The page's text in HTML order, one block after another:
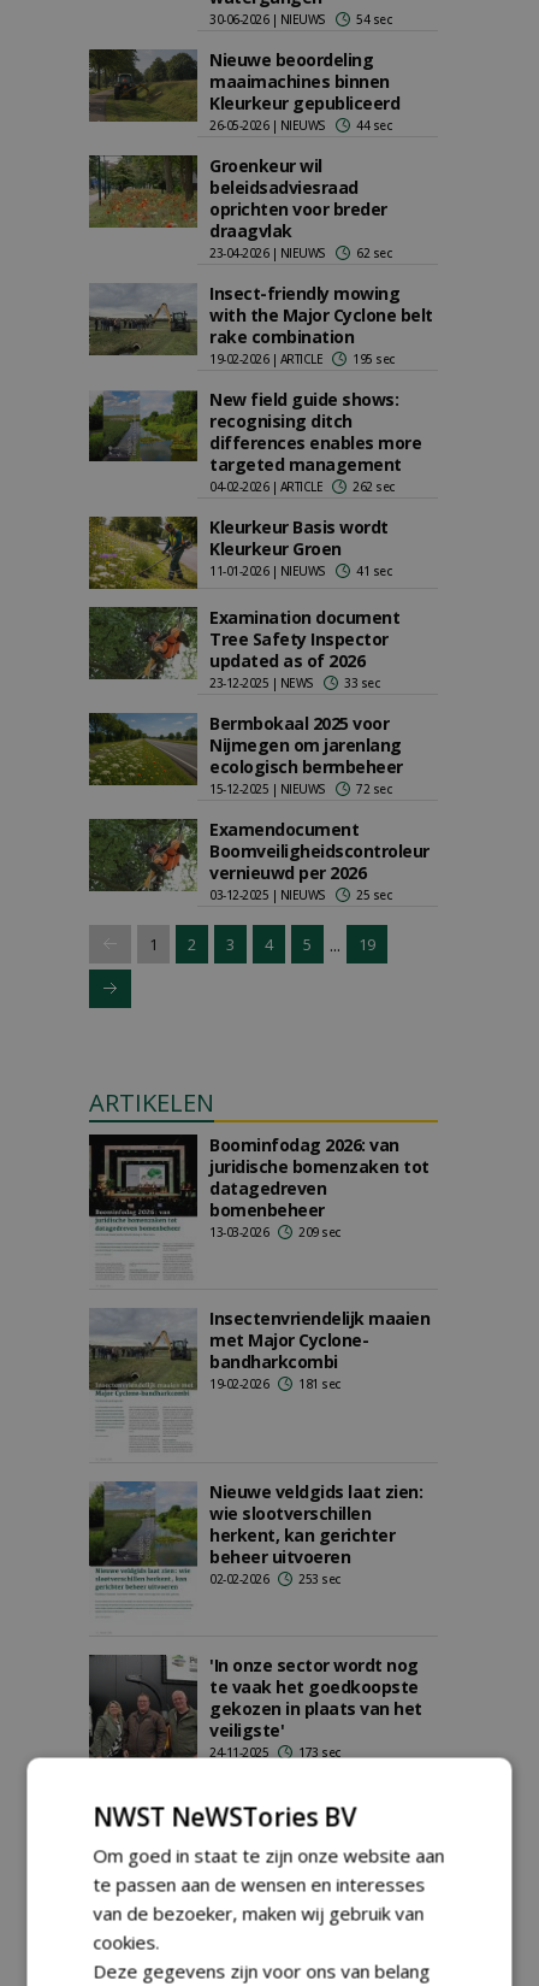
30-06-2026 | NIEUWS 54 sec
Nieuwe beoordeling
maaimachines binnen
Kleurkeur gepubliceerd
26-05-2026 | NIEUWS 44 sec
Groenkeur wil
beleidsadviesraad
oprichten voor breder
draagvlak
23-04-2026 | NIEUWS 62 sec
Insect-friendly mowing
with the Major Cyclone belt
rake combination
19-02-2026 | ARTICLE 195 sec
New field guide shows:
recognising ditch
differences enables more
targeted management
04-02-2026 | ARTICLE 262 sec
Kleurkeur Basis wordt
Kleurkeur Groen
11-01-2026 | NIEUWS 41 sec
Examination document
Tree Safety Inspector
updated as of 2026
23-12-2025 | NEWS 33 sec
Bermbokaal 2025 voor
Nijmegen om jarenlang
ecologisch bermbeheer
15-12-2025 | NIEUWS 72 sec
Examendocument
Boomveiligheidscontroleur
vernieuwd per 2026
03-12-2025 | NIEUWS 25 sec
1 2 3 4 5 ... 19
ARTIKELEN
Boominfodag 2026: van
juridische bomenzaken tot
datagedreven
bomenbeheer
13-03-2026 209 sec
Insectenvriendelijk maaien
met Major Cyclone-
bandharkcombi
19-02-2026 181 sec
Nieuwe veldgids laat zien:
wie slootverschillen
herkent, kan gerichter
beheer uitvoeren
02-02-2026 253 sec
'In onze sector wordt nog
te vaak het goedkoopste
gekozen in plaats van het
veiligste'
24-11-2025 173 sec
bedrijf in Nederland
gecertificeerd voor
Kleurkeur Blauw
17-11-2025 161 sec
NWST NeWSTories BV
Om goed in staat te zijn onze website aan
te passen aan de wensen en interesses
van de bezoeker, maken wij gebruik van
cookies.
Deze gegevens zijn voor ons van belang